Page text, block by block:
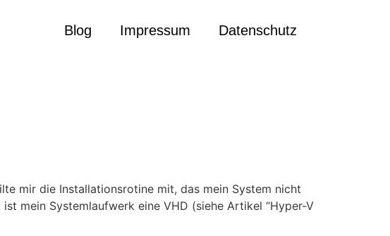
Blog Impressum Datenschutz
mir die Installationsrotine mit, das mein System nicht
mein Systemlaufwerk eine VHD (siehe Artikel “Hyper-V